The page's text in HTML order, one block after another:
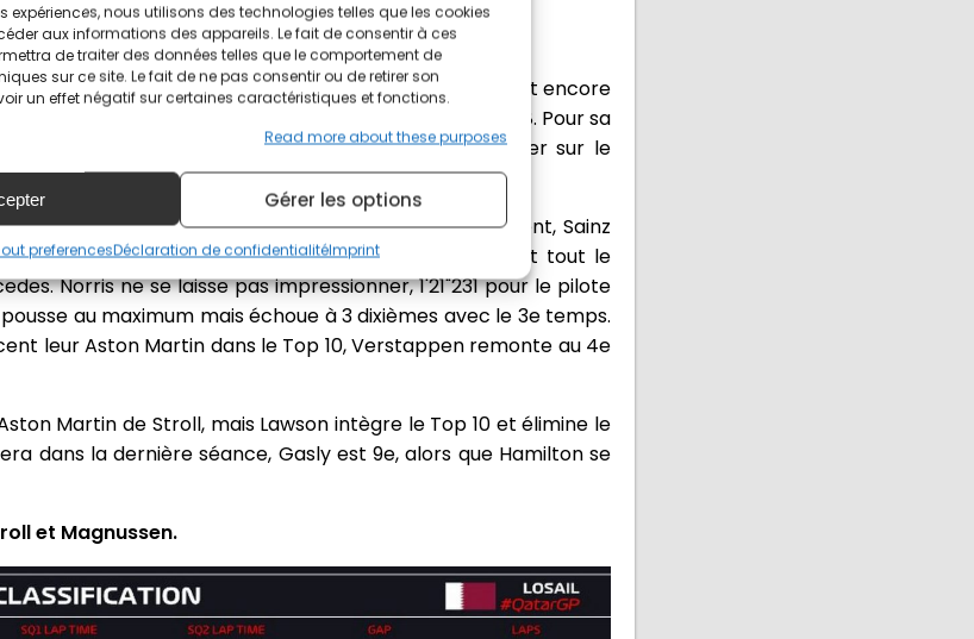
expériences, nous utilisons des technologies telles que les cookies
aux informations des appareils. Le fait de consentir à ces
de traiter des données telles que le comportement de
sur ce site. Le fait de ne pas consentir ou de retirer son
un effet négatif sur certaines caractéristiques et fonctions.
Read more about these purposes
Gérer les options
preferencesDéclaration de confidentialitéImprint
sont identique à la première séance. Les pilotes ont encore
en 1'22"188 qui sera battu par Leclerc pour 0"058. Pour sa
pour 0"043 mais Piastri parviendra à améliorer sur le
même chrono que Piastri, alors que les Ferrari arrivent, Sainz
à son tour à 0"009 de son coéquipier mais Russell met tout le
Norris ne se laisse pas impressionner, 1'21"231 pour le pilote
au maximum mais échoue à 3 dixièmes avec le 3e temps.
leur Aston Martin dans le Top 10, Verstappen remonte au 4e
Martin de Stroll, mais Lawson intègre le Top 10 et élimine le
dans la dernière séance, Gasly est 9e, alors que Hamilton se
et Magnussen.